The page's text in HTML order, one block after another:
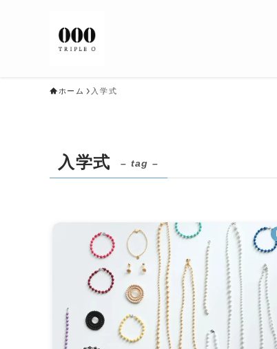
ホーム 入学式
入学式 – tag –